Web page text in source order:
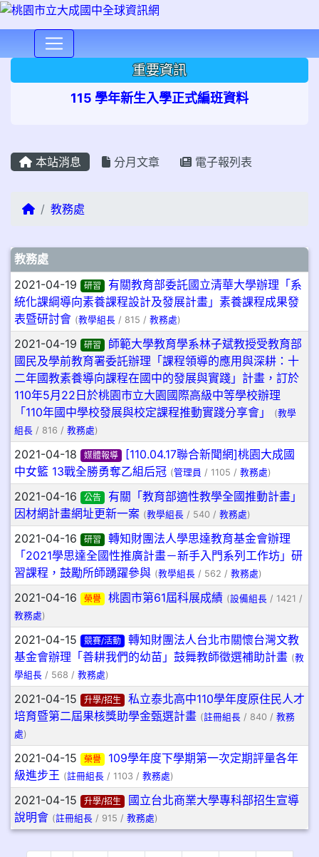
重要資訊
115 學年新生入學正式編班資料
本站消息 分月文章 電子報列表
回首頁教務處
文章列表
教務處
2021-04-19 研習
有關教育部委託國立清華大學辦理「系
統化課綱導向素養課程設計及發展計畫」素養課程成果發
表暨研討會 (教學組長 / 815 / 教務處)
2021-04-19 研習
師範大學教育學系林子斌教授受教育部
國民及學前教育署委託辦理「課程領導的應用與深耕：十
二年國教素養導向課程在國中的發展與實踐」計畫，訂於
110年5月22日於桃園市立大園國際高級中等學校辦理
「110年國中學校發展與校定課程推動實踐分享會」
(教學
組長 / 816 / 教務處)
2021-04-18 媒體報導
[110.04.17聯合新聞網]桃園大成國
中女籃 13戰全勝勇奪乙組后冠 (管理員 / 1105 / 教務處)
2021-04-16 公告
有關「教育部適性教學全國推動計畫」
因材網計畫網址更新一案 (教學組長 / 540 / 教務處)
2021-04-16 研習
轉知財團法人學思達教育基金會辦理
「2021學思達全國性推廣計畫－新手入門系列工作坊」研
習課程，鼓勵所師踴躍參與 (教學組長 / 562 / 教務處)
2021-04-16 榮譽 桃園市第61屆科展成績 (設備組長/ 1421 /
教務處)
2021-04-15 競賽/活動
轉知財團法人台北市關懷台灣文教
基金會辦理「善耕我們的幼苗」鼓舞教師徵選補助計畫 (教
學組長 / 568 / 教務處)
2021-04-15 升學/招生
私立泰北高中110學年度原住民人才
培育暨第二屆果核獎助學金甄選計畫 (註冊組長 / 840 / 教務
處)
2021-04-15 榮譽
109學年度下學期第一次定期評量各年
級進步王 (註冊組長 / 1103 / 教務處)
2021-04-15 升學/招生
國立台北商業大學專科部招生宣導
說明會 (註冊組長 / 915 / 教務處)